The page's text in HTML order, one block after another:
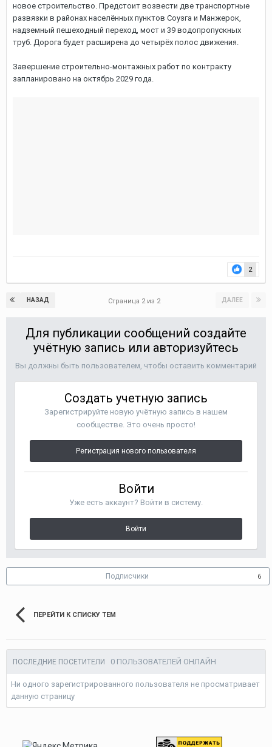
новое строительство. Предстоит возвести две транспортные
развязки в районах населённых пунктов Соузга и Манжерок,
надземный пешеходный переход, мост и 39 водопропускных
труб. Дорога будет расширена до четырёх полос движения.
Завершение строительно-монтажных работ по контракту
запланировано на октябрь 2029 года.
2
НАЗАД ДАЛЕЕ
Страница 2 из 2
Для публикации сообщений создайте
учётную запись или авторизуйтесь
Вы должны быть пользователем, чтобы оставить комментарий
Создать учетную запись
Зарегистрируйте новую учётную запись в нашем
сообществе. Это очень просто!
Регистрация нового пользователя
Войти
Уже есть аккаунт? Войти в систему.
Войти
Подписчики 6
ПЕРЕЙТИ К СПИСКУ ТЕМ
ПОСЛЕДНИЕ ПОСЕТИТЕЛИ 0 ПОЛЬЗОВАТЕЛЕЙ ОНЛАЙН
Ни одного зарегистрированного пользователя не просматривает
данную страницу